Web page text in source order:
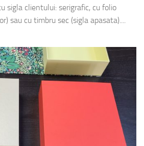
sigla clientului: serigrafic, cu folio
sau cu timbru sec (sigla apasata)....